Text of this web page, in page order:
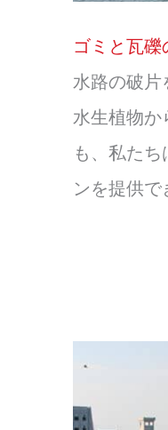
ゴミと瓦礫
水路の破片
水生植物か
も、私た
ンを提供で